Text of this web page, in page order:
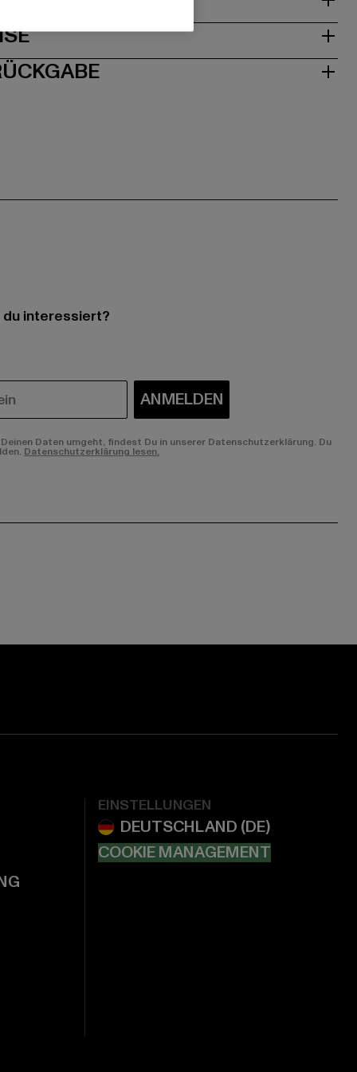
interessiert?
ANMELDEN
Daten umgeht, findest Du in unserer Datenschutzerklärung. Du
Datenschutzerklärung lesen.
EINSTELLUNGEN
COOKIE MANAGEMENT